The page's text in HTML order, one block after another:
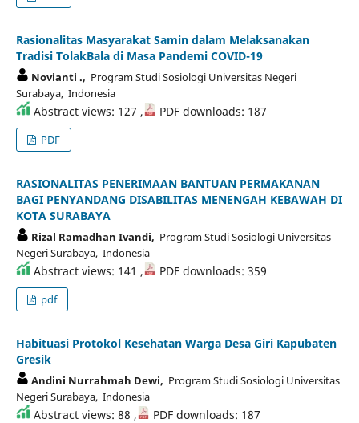
Rasionalitas Masyarakat Samin dalam Melaksanakan
Tradisi TolakBala di Masa Pandemi COVID-19
Novianti ., Program Studi Sosiologi Universitas Negeri
Surabaya, Indonesia
Abstract views: 127 , PDF downloads: 187
PDF
RASIONALITAS PENERIMAAN BANTUAN PERMAKANAN
BAGI PENYANDANG DISABILITAS MENENGAH KEBAWAH DI
KOTA SURABAYA
Rizal Ramadhan Ivandi, Program Studi Sosiologi Universitas
Negeri Surabaya, Indonesia
Abstract views: 141 , PDF downloads: 359
pdf
Habituasi Protokol Kesehatan Warga Desa Giri Kapubaten
Gresik
Andini Nurrahmah Dewi, Program Studi Sosiologi Universitas
Negeri Surabaya, Indonesia
Abstract views: 88 , PDF downloads: 187